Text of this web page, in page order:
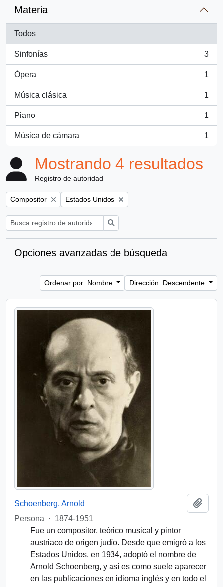
Materia
Todos
Sinfonías
, 3 resultados
3
Ópera
, 1 resultados
1
Música clásica
, 1 resultados
1
Piano
, 1 resultados
1
Música de cámara
, 1 resultados
1
Mostrando 4 resultados
Registro de autoridad
Remove filter:
Compositor Remove filter:
Estados Unidos
Opciones avanzadas de búsqueda
Ordenar por: Nombre Dirección: Descendente
Schoenberg, Arnold
Persona
· 1874-1951
Fue un compositor, teórico musical y pintor
austriaco de origen judío. Desde que emigró a los
Estados Unidos, en 1934, adoptó el nombre de
Arnold Schoenberg, y así es como suele aparecer
en las publicaciones en idioma inglés y en todo el